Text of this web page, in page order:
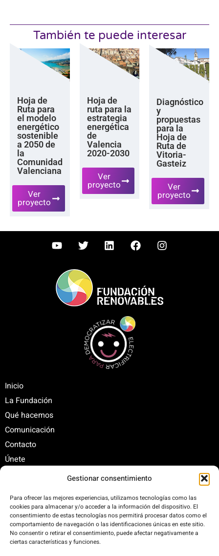
Gestionar consentimiento
Para ofrecer las mejores experiencias, utilizamos tecnologías como las
cookies para almacenar y/o acceder a la información del dispositivo. El
consentimiento de estas tecnologías nos permitirá procesar datos como el
comportamiento de navegación o las identificaciones únicas en este sitio.
No consentir o retirar el consentimiento, puede afectar negativamente a
ciertas características y funciones.
También te puede interesar
Hoja de
Ruta para
el modelo
energético
sostenible
a 2050 de
la
Comunidad
Valenciana
Ver
proyecto
Hoja de
ruta para la
estrategia
energética
de
Valencia
2020-2030
Ver
proyecto
Diagnóstico
y
propuestas
para la
Hoja de
Ruta de
Vitoria-
Gasteiz
Ver
proyecto
Inicio
La Fundación
Qué hacemos
Comunicación
Contacto
Únete
C/ Santa Engracia, 108. 5º Interior. Izda. 28003
+34 625 47 42 11
fundacion@fundacionrenovables.org
comunicacion@fundacionrenovables.org